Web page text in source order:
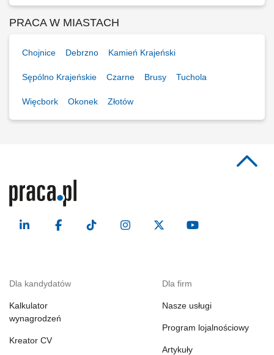
PRACA W MIASTACH
Chojnice Debrzno Kamień Krajeński
Sępólno Krajeńskie Czarne Brusy Tuchola
Więcbork Okonek Złotów
Dla kandydatów
Kalkulator
wynagrodzeń
Kreator CV
Dla firm
Nasze usługi
Program lojalnościowy
Artykuły